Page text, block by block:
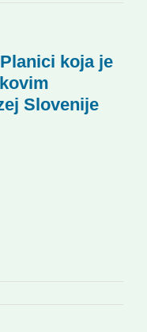
koja je
Slovenije